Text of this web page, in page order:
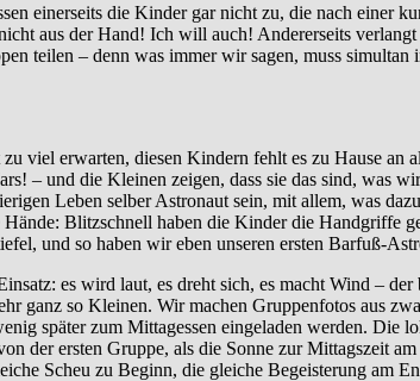
einerseits die Kinder gar nicht zu, die nach einer
aus der Hand! Ich will auch! Andererseits
teilen – denn was immer wir sagen, muss
viel erwarten, diesen Kindern fehlt es zu Hause
– und die Kleinen zeigen, dass sie das sind, was
Leben selber Astronaut sein, mit allem, was
Blitzschnell haben die Kinder die Handgriffe
und so haben wir eben unseren ersten Barfuß-
es wird laut, es dreht sich, es macht Wind –
ganz so Kleinen. Wir machen Gruppenfotos aus
später zum Mittagessen eingeladen werden. Die
der ersten Gruppe, als die Sonne zur Mittagszeit
Scheu zu Beginn, die gleiche Begeisterung am